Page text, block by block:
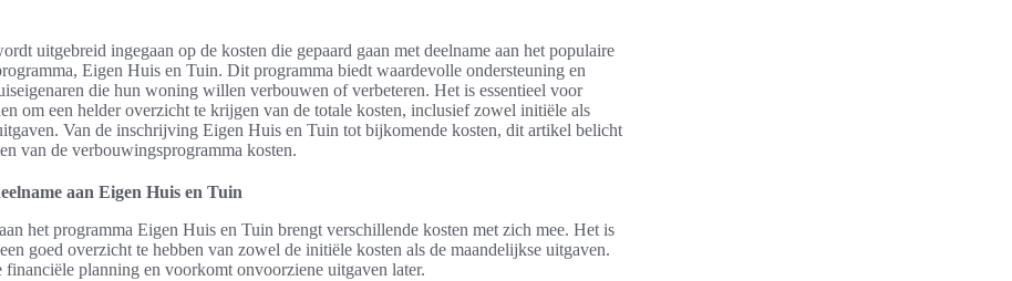
uitgebreid ingegaan op de kosten die gepaard gaan met deelname aan het populaire
Eigen Huis en Tuin. Dit programma biedt waardevolle ondersteuning en
die hun woning willen verbouwen of verbeteren. Het is essentieel voor
om een helder overzicht te krijgen van de totale kosten, inclusief zowel initiële als
Van de inschrijving Eigen Huis en Tuin tot bijkomende kosten, dit artikel belicht
van de verbouwingsprogramma kosten.
aan Eigen Huis en Tuin
het programma Eigen Huis en Tuin brengt verschillende kosten met zich mee. Het is
goed overzicht te hebben van zowel de initiële kosten als de maandelijkse uitgaven.
planning en voorkomt onvoorziene uitgaven later.